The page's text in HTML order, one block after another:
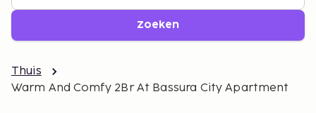
Zoeken
Thuis
Warm And Comfy 2Br At Bassura City Apartment